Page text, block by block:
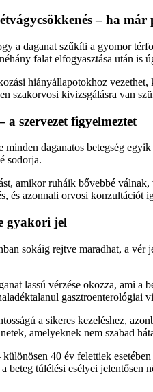
– ha
a daganat szűkíti a gyomor
falat elfogyasztása után
hiányállapotokhoz
szakorvosi kivizsgálásra van
szervezet figyelmeztet
daganatos betegség
sodorja.
amikor ruháik bővebbé
és azonnali orvosi konzultációt
gyakori jel
sokáig rejtve maradhat, a vér
lassú vérzése okozza, ami a
gasztroenterológiai
a sikeres kezeléshez,
amelyeknek nem szabad
40 év felettiek
beteg túlélési esélyei jelentősen